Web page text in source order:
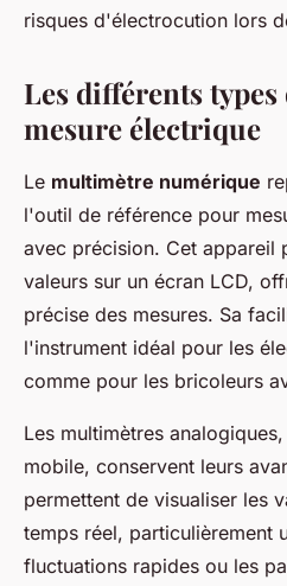
risques d'électrocution lors
Les différents
mesure électrique
Le multimètre numérique
l'outil de référence pour
avec précision. Cet appareil
valeurs sur un écran LCD,
précise des mesures. Sa
l'instrument idéal pour les
comme pour les bricoleurs
Les multimètres
mobile, conservent leurs
permettent de visualiser les
temps réel, particulièrement
fluctuations rapides ou les